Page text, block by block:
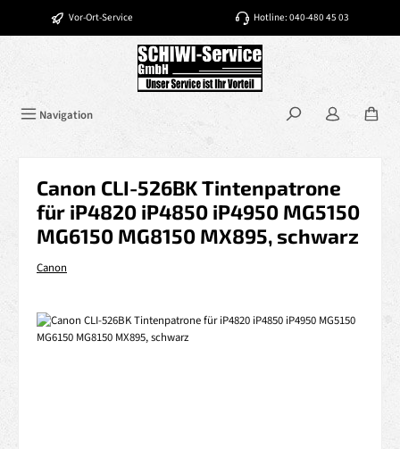
Zum Hauptinhalt springen
Vor-Ort-Service Hotline: 040-480 45 03
Navigation
Canon CLI-526BK Tintenpatrone
für iP4820 iP4850 iP4950 MG5150
MG6150 MG8150 MX895, schwarz
Canon
Bildergalerie überspringen